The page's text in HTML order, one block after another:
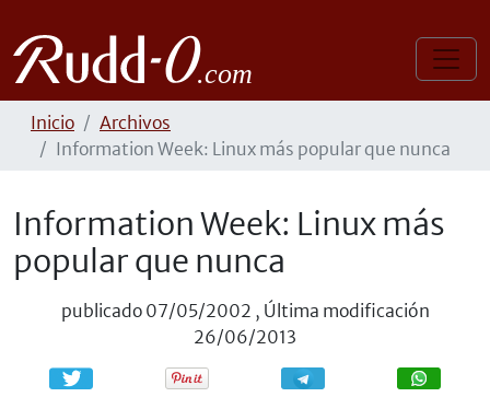
Inicio
Archivos
Information Week: Linux más popular que nunca
Information Week: Linux más
popular que nunca
publicado 07/05/2002 , Última modificación
26/06/2013
Compartir Compartir